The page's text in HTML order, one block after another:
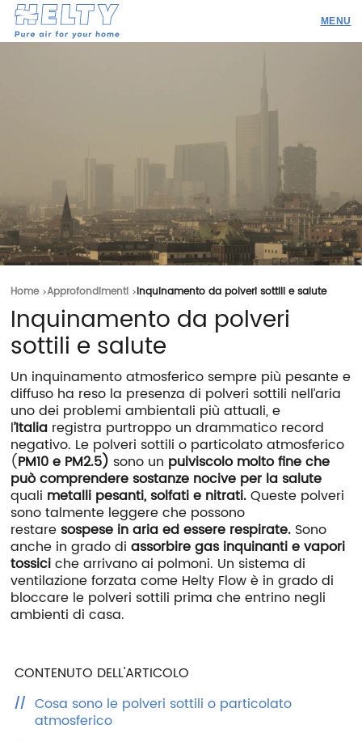
Ricerca
ITA ENG ESP DEU
Azienda
Area riservata
Area riservata CAT
Lavora con noi
SHOP filtri
Blog
Contatti
Home Approfondimenti Inquinamento da polveri sottili e salute
Inquinamento da polveri
sottili e salute
Un inquinamento atmosferico sempre più pesante e
diffuso ha reso la presenza di polveri sottili nell’aria
uno dei problemi ambientali più attuali, e
l’Italia registra purtroppo un drammatico record
negativo. Le polveri sottili o particolato atmosferico
(PM10 e PM2.5) sono un pulviscolo molto fine che
può comprendere sostanze nocive per la salute
quali metalli pesanti, solfati e nitrati.Queste polveri
sono talmente leggere che possono
restare sospese in aria ed essere respirate. Sono
anche in grado diassorbire gas inquinanti e vapori
tossiciche arrivano ai polmoni. Un sistema di
ventilazione forzata come Helty Flow è in grado di
bloccare le polveri sottili prima che entrino negli
ambienti di casa.
CONTENUTO DELL'ARTICOLO
Cosa sono le polveri sottili o particolato
atmosferico